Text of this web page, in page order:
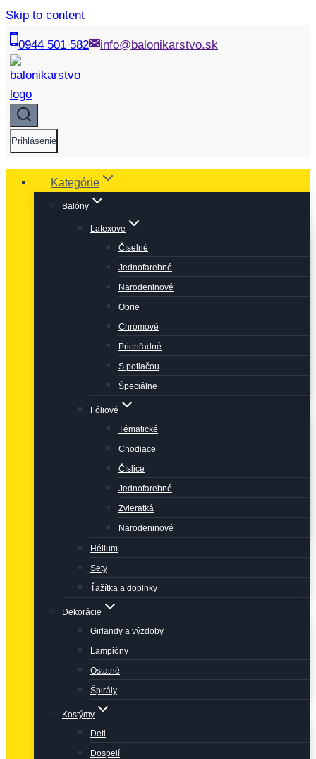
Skip to content
0944 501 582 info@balonikarstvo.sk
Prihlásenie
Kategórie
Balóny
Latexové
Číselné
Jednofarebné
Narodeninové
Obrie
Chrómové
Priehľadné
S potlačou
Špeciálne
Fóliové
Tématické
Chodiace
Číslice
Jednofarebné
Zvieratká
Narodeninové
Hélium
Sety
Ťažítka a doplnky
Dekorácie
Girlandy a výzdoby
Lampióny
Ostatné
Špirály
Kostýmy
Deti
Dospelí